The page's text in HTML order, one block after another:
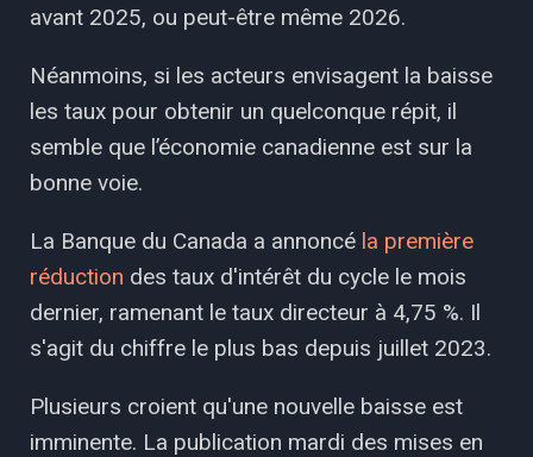
avant 2025, ou peut-être même 2026.
Néanmoins, si les acteurs envisagent la baisse
les taux pour obtenir un quelconque répit, il
semble que l’économie canadienne est sur la
bonne voie.
La Banque du Canada a annoncé la première
réduction des taux d'intérêt du cycle le mois
dernier, ramenant le taux directeur à 4,75 %. Il
s'agit du chiffre le plus bas depuis juillet 2023.
Plusieurs croient qu'une nouvelle baisse est
imminente. La publication mardi des mises en